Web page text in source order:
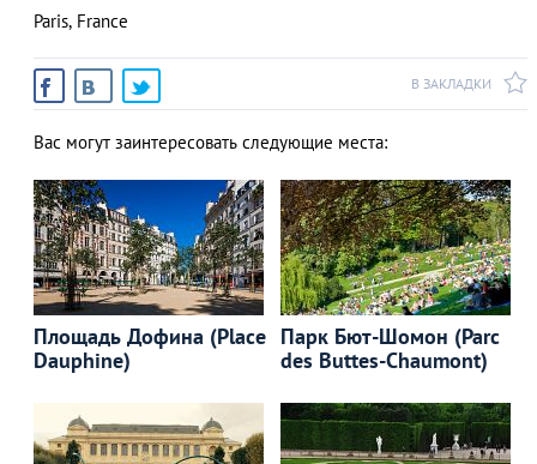
Paris, France
В ЗАКЛАДКИ
Вас могут заинтересовать следующие места:
Площадь Дофина (Place
Dauphine)
Парк Бют-Шомон (Parc
des Buttes-Chaumont)